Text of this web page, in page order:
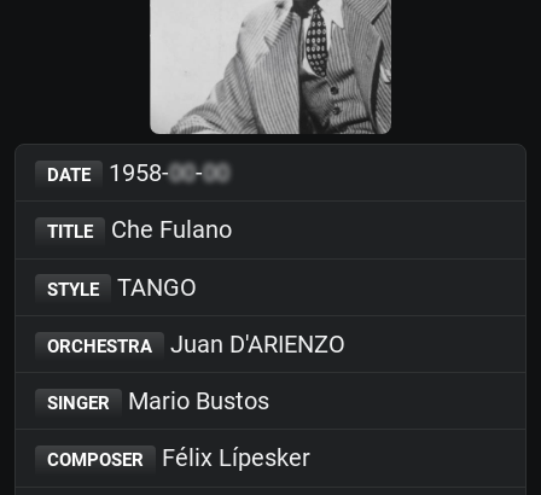
DATE 1958-00-00
TITLE Che Fulano
STYLE TANGO
ORCHESTRA Juan D'ARIENZO
SINGER Mario Bustos
COMPOSER Félix Lípesker